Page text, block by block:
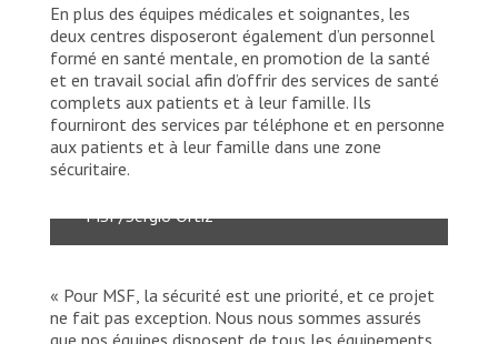
En plus des équipes médicales et soignantes, les
deux centres disposeront également d’un personnel
formé en santé mentale, en promotion de la santé
et en travail social afin d’offrir des services de santé
complets aux patients et à leur famille. Ils
fourniront des services par téléphone et en personne
aux patients et à leur famille dans une zone
sécuritaire.
La Dre Emma Picasso (référente médicale
du projet Reynosa) forme le personnel
hygiéniste du centre COVID-19 sur
l’utilisation des EPI.
MSF/Sergio Ortiz
« Pour MSF, la sécurité est une priorité, et ce projet
ne fait pas exception. Nous nous sommes assurés
que nos équipes disposent de tous les équipements